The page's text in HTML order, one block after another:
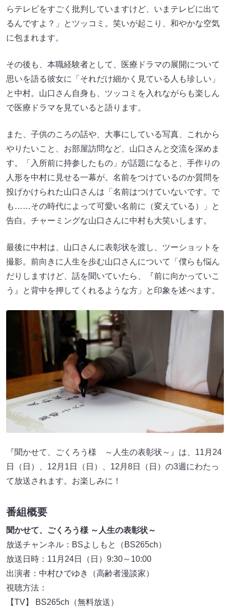
らテレビをすごく批判していますけど、いまテレビに出て
るんですよ？」とツッコミ。笑いが起こり、和やかな空気
に包まれます。
その後も、本職経験者として、医療ドラマの展開について
思いを語る彼女に「それだけ細かく見ている人も珍しい」
と中村。山口さん自身も、ツッコミを入れながらも楽しん
で医療ドラマを見ていると語ります。
また、子供のころの話や、大事にしている写真、これから
やりたいこと、お部屋訪問など、山口さんと交流を深めま
す。「入所前に持参したもの」が話題になると、手作りの
人形を中村に見せる一幕が。名前をつけているのか質問を
投げかけられた山口さんは「名前はつけていないです。で
も……その時代によって可愛い名前に（変えている）」と
告白。チャーミングな山口さんに中村も大笑いします。
最後に中村は、山口さんに表彰状を渡し、ツーショットを
撮影。前向きに人生を歩む山口さんについて「僕らも悩ん
だりしますけど、話を聞いていたら、『前に向かっていこ
う』と背中を押してくれるような方」と印象を述べます。
『聞かせて、ごくろう様 ～人生の表彰状～』は、11月24
日（日）、12月1日（日）、12月8日（日）の3週にわたっ
て放送されます。お楽しみに！
番組概要
聞かせて、ごくろう様 ～人生の表彰状～
放送チャンネル：BSよしもと（BS265ch）
放送日時：11月24日（日）9:30～10:00
出演者：中村ひでゆき（高齢者漫談家）
視聴方法：
【TV】 BS265ch（無料放送）